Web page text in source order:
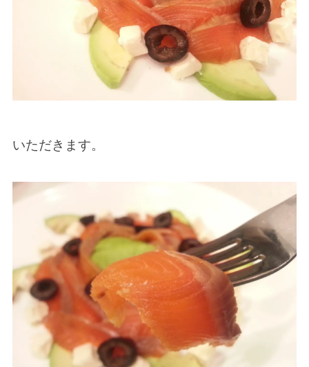
いただきます。